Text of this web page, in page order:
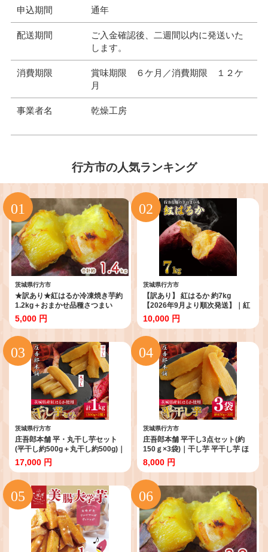
申込期間 通年
配送期間
ご入金確認後、二週間以内に発送いた
します。
消費期限
賞味期限 ６ケ月／消費期限 １２ケ
月
事業者名 乾燥工房
行方市の人気ランキング
茨城県行方市
★訳あり★紅はるか冷凍焼き芋約
1.2kg＋おまかせ品種さつまい
も 合計約1.4kg｜さつまいも サ
ツマイモ さつま芋 焼き芋 やきい
も 冷凍 冷凍焼き芋 訳あり 訳アリ
紅はるか 茨城県 行方市(EY-26)
5,000 円
茨城県行方市
【訳あり】 紅はるか 約7kg
【2026年9月より順次発送】｜紅
はるか 無選別 先行予約 行方台地
さつまいも 茨城県(CU-55-7)
10,000 円
茨城県行方市
庄吾郎本舗 平・丸干し芋セット
(平干し約500g＋丸干し約500g)｜
干し芋 平干し芋 丸干し芋 ほしい
も ほし芋 セット 紅はるか 熟成紅
はるか さつまいも サツマイモ 食
べ比べ 無添加 健康 茨城県 行方市
人気 送料無料(EV-3)
17,000 円
茨城県行方市
庄吾郎本舗 平干し3点セット(約
150ｇ×3袋)｜干し芋 平干し芋 ほ
しいも ほし芋 セット 紅はるか 熟
成紅はるか さつまいも サツマイ
モ 無添加 健康 茨城県 行方市 人気
送料無料(EV-2)
8,000 円